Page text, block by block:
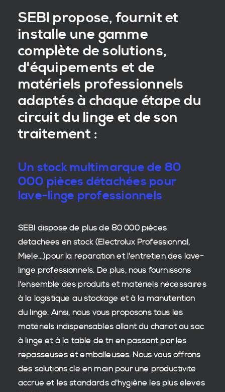
SEBI propose, fournit et
installe une gamme
complète de solutions,
d'équipements et de
matériels professionnels
adaptés à chaque étape du
circuit du linge et de son
traitement :
Un stock multimarque de 80
000 pièces détachées pour
lave-linge professionnels
SEBI dispose de plus de 80 000pièces
détachées en stock(Electrolux Professionnal,
Miele...)pour la réparation et l'entretien des lave-
linge professionnels. De plus, nous fournissons
l'ensemble des produits et matériels nécessaires
à la logistique au stockage et à la manutention
du linge. Ainsi, nous vous proposons tous les
matériels indispensables allant du chariot au sac
à linge et à la table de tri en passant par les
repasseuses et emballeuses. Nous vous offrons
des solutions clé en main pour une productivité
accrue et lesstandards d'hygiène les plus élevés